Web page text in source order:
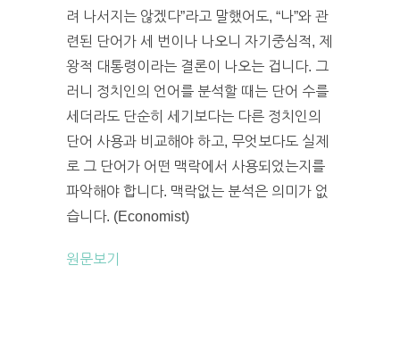
려 나서지는 않겠다”라고 말했어도, “나”와 관
련된 단어가 세 번이나 나오니 자기중심적, 제
왕적 대통령이라는 결론이 나오는 겁니다. 그
러니 정치인의 언어를 분석할 때는 단어 수를
세더라도 단순히 세기보다는 다른 정치인의
단어 사용과 비교해야 하고, 무엇보다도 실제
로 그 단어가 어떤 맥락에서 사용되었는지를
파악해야 합니다. 맥락없는 분석은 의미가 없
습니다. (Economist)
원문보기